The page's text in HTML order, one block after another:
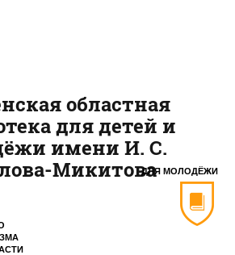
ДЛЯ МОЛОДЁЖИ
областная
для детей и
имени И. С.
Микитова